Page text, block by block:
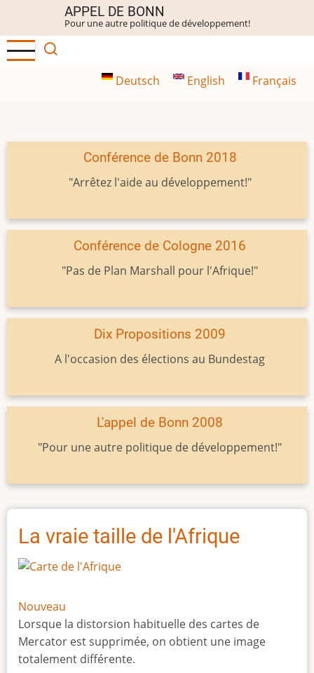
contenu
principal
APPEL DE BONN
Pour une autre politique de développement!
Deutsch English Français
Conférence de Bonn 2018
"Arrêtez l'aide au développement!"
Conférence de Cologne 2016
"Pas de Plan Marshall pour l'Afrique!"
Dix Propositions 2009
A l'occasion des élections au Bundestag
L'appel de Bonn 2008
"Pour une autre politique de développement!"
La vraie taille de l'Afrique
Nouveau
Lorsque la distorsion habituelle des cartes de
Mercator est supprimée, on obtient une image
totalement différente.